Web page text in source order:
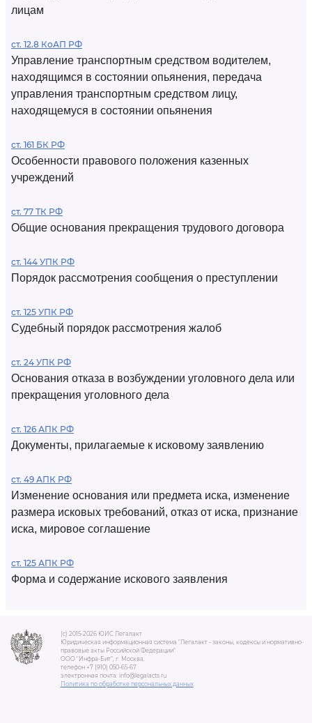
лицам
ст. 12.8 КоАП РФ
Управление транспортным средством водителем,
находящимся в состоянии опьянения, передача
управления транспортным средством лицу,
находящемуся в состоянии опьянения
ст. 161 БК РФ
Особенности правового положения казенных
учреждений
ст. 77 ТК РФ
Общие основания прекращения трудового договора
ст. 144 УПК РФ
Порядок рассмотрения сообщения о преступлении
ст. 125 УПК РФ
Судебный порядок рассмотрения жалоб
ст. 24 УПК РФ
Основания отказа в возбуждении уголовного дела или
прекращения уголовного дела
ст. 126 АПК РФ
Документы, прилагаемые к исковому заявлению
ст. 49 АПК РФ
Изменение основания или предмета иска, изменение
размера исковых требований, отказ от иска, признание
иска, мировое соглашение
ст. 125 АПК РФ
Форма и содержание искового заявления
(c) 2015-2026 ЮИС Легалакт
Юридическая информационная система "Легалакт - законы, кодексы и нормативно-
правовые акты Российской Федерации"
ООО "Инфра-Бит", г. Москва.
телефон +7 (910) 050-65-67
электронная почта: info@legalacts.ru
Политика по обработке персональных данных